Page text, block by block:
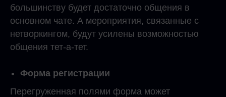
большинству будет достаточно общения в
основном чате. А мероприятия, связанные с
нетворкингом, будут усилены возможностью
общения тет-а-тет.
Форма регистрации
Перегруженная полями форма может